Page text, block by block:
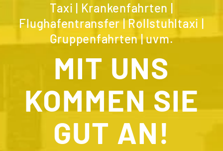
Taxi | Krankenfahrten |
Flughafentransfer | Rollstuhltaxi |
Gruppenfahrten | uvm.
MIT UNS
KOMMEN SIE
GUT AN!